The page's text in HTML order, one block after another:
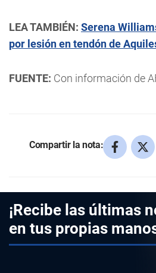
LEA TAMBIÉN: Serena
por lesión en tendón de
FUENTE: Con información de
Compartir la nota:
¡Recibe las últimas
en tus propias